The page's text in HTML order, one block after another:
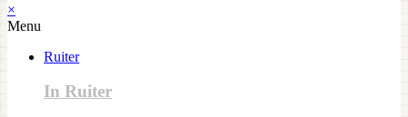
×
Menu
Ruiter
In Ruiter